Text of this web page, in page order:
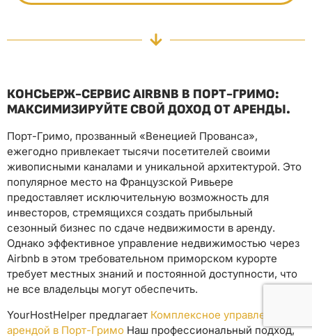
КОНСЬЕРЖ-СЕРВИС AIRBNB В ПОРТ-ГРИМО:
МАКСИМИЗИРУЙТЕ СВОЙ ДОХОД ОТ АРЕНДЫ.
Порт-Гримо, прозванный «Венецией Прованса»,
ежегодно привлекает тысячи посетителей своими
живописными каналами и уникальной архитектурой. Это
популярное место на Французской Ривьере
предоставляет исключительную возможность для
инвесторов, стремящихся создать прибыльный
сезонный бизнес по сдаче недвижимости в аренду.
Однако эффективное управление недвижимостью через
Airbnb в этом требовательном приморском курорте
требует местных знаний и постоянной доступности, что
не все владельцы могут обеспечить.
YourHostHelper предлагает Комплексное управление
арендой в Порт-Гримо Наш профессиональный подход,